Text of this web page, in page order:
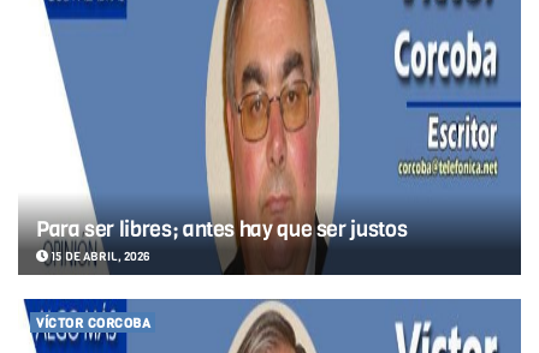
Para ser libres; antes hay que ser justos
15 DE ABRIL, 2026
VÍCTOR CORCOBA